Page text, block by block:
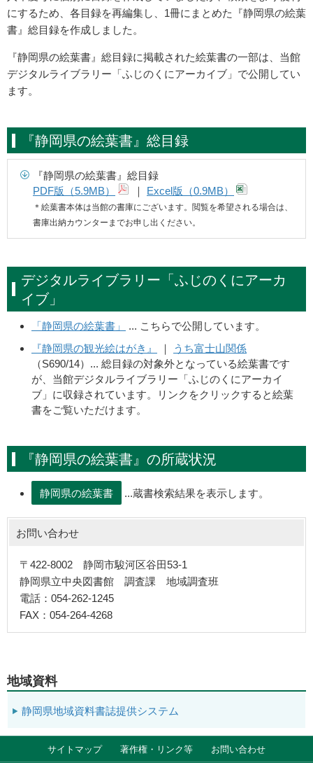
にするため、各目録を再編集し、1冊にまとめた『静岡県の絵葉
書』総目録を作成しました。
『静岡県の絵葉書』総目録に掲載された絵葉書の一部は、当館
デジタルライブラリー「ふじのくにアーカイブ」で公開してい
ます。
『静岡県の絵葉書』総目録
『静岡県の絵葉書』総目録
PDF版（5.9MB）
｜ Excel版（0.9MB）
＊絵葉書本体は当館の書庫にございます。閲覧を希望される場合は、
書庫出納カウンターまでお申し出ください。
デジタルライブラリー「ふじのくにアーカ
イブ」
「静岡県の絵葉書」
... こちらで公開しています。
『静岡県の観光絵はがき』
｜
うち富士山関係
（S690/14）... 総目録の対象外となっている絵葉書です
が、当館デジタルライブラリー「ふじのくにアーカイ
ブ」に収録されています。リンクをクリックすると絵葉
書をご覧いただけます。
『静岡県の絵葉書』の所蔵状況
...蔵書検索結果を表示します。
お問い合わせ
〒422-8002 静岡市駿河区谷田53-1
静岡県立中央図書館 調査課 地域調査班
電話：054-262-1245
FAX：054-264-4268
地域資料
静岡県地域資料書誌提供システム
サイトマップ 著作権・リンク等 お問い合わせ